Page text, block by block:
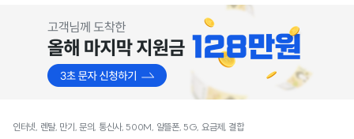
인터넷, 렌탈, 만기, 문의, 통신사, 500M, 알뜰폰, 5G, 요금제, 결합